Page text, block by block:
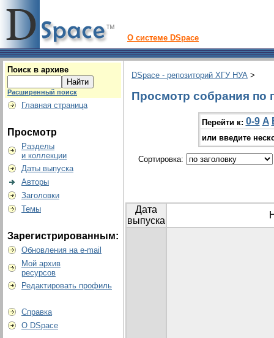
О системе DSpace
Поиск в архиве
Расширенный поиск
Главная страница
Просмотр
Разделы
и коллекции
Даты выпуска
Авторы
Заголовки
Темы
Зарегистрированным:
Обновления на e-mail
Мой архив
ресурсов
Редактировать профиль
Справка
О DSpace
DSpace - репозиторий ХГУ НУА >
Просмотр собрания по
Перейти к: 0-9 A
или введите
Сортировка:
Дата
выпуска